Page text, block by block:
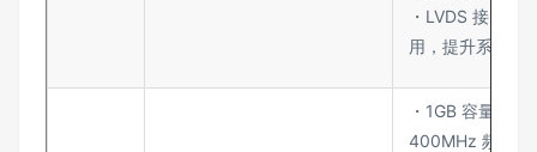
・LVDS 接口减
用，提升系统集
・1GB 容量、
400MHz 频率满